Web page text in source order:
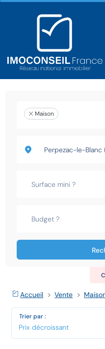
Maison
Accueil Vente
Trier par :